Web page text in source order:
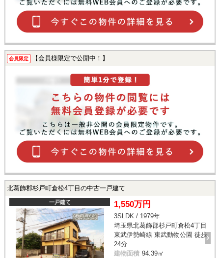
会員限定 【会員様限定で公開中！】
北葛飾郡杉戸町倉松4丁目の中古一戸建て
一戸建て 1,550万円
3SLDK / 1979年
埼玉県北葛飾郡杉戸町倉松4丁目
東武伊勢崎線 東武動物公園 徒歩
24分
建物面積 94.39㎡